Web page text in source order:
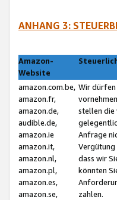
ANHANG 3:
Amazon-
Website
amazon.com.be,
amazon.fr,
amazon.de,
audible.de,
amazon.ie
amazon.it,
amazon.nl,
amazon.pl,
amazon.es,
amazon.se,
Wir dürfen
stellen die
Anfrage
Vergütung
dass wir
könnten
zahlen.